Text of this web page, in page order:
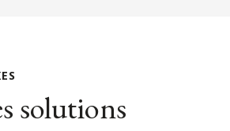
solutions